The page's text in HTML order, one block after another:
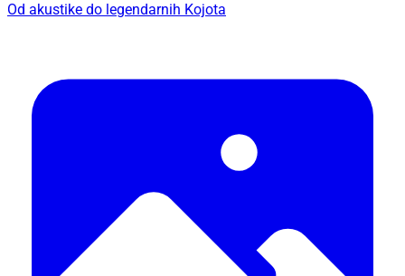
Od akustike do legendarnih Kojota